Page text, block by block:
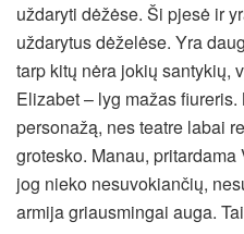
uždaryti dėžėse. Ši pjesė ir
uždarytus dėželėse. Yra
tarp kitų nėra jokių santykių,
Elizabet – lyg mažas
personažą, nes teatre labai
grotesko. Manau,
jog nieko nesuvokiančių,
armija griausmingai auga.